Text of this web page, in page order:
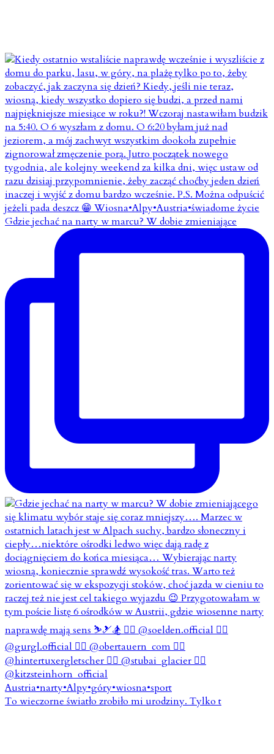
Gdzie jechać na narty w marcu? W dobie zmieniające
To wieczorne światło zrobiło mi urodziny. Tylko t